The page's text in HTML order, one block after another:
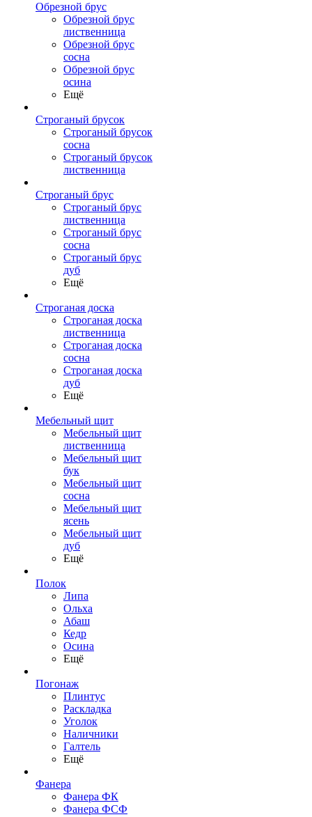
Обрезной брус
Обрезной брус
лиственница
Обрезной брус
сосна
Обрезной брус
осина
Ещё
Строганый брусок
Строганый брусок
сосна
Строганый брусок
лиственница
Строганый брус
Строганый брус
лиственница
Строганый брус
сосна
Строганый брус
дуб
Ещё
Строганая доска
Строганая доска
лиственница
Строганая доска
сосна
Строганая доска
дуб
Ещё
Мебельный щит
Мебельный щит
лиственница
Мебельный щит
бук
Мебельный щит
сосна
Мебельный щит
ясень
Мебельный щит
дуб
Ещё
Полок
Липа
Ольха
Абаш
Кедр
Осина
Ещё
Погонаж
Плинтус
Раскладка
Уголок
Наличники
Галтель
Ещё
Фанера
Фанера ФК
Фанера ФСФ